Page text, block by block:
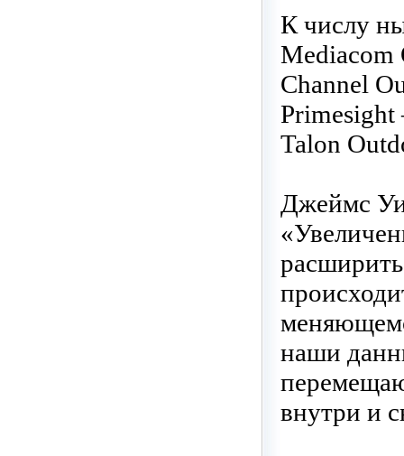
К числу
Mediacom
Channel
Primesight
Talon
Джеймс
наши
внутри и